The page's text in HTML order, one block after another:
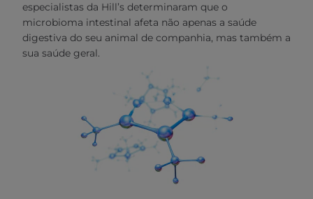
especialistas da Hill’s determinaram que o
microbioma intestinal afeta não apenas a saúde
digestiva do seu animal de companhia, mas também a
sua saúde geral.